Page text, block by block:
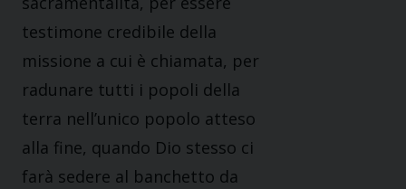
testimone credibile della
missione a cui è chiamata, per
radunare tutti i popoli della
terra nell’unico popolo atteso
alla fine, quando Dio stesso ci
farà sedere al banchetto da